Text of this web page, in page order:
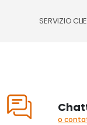
SERVIZIO
o